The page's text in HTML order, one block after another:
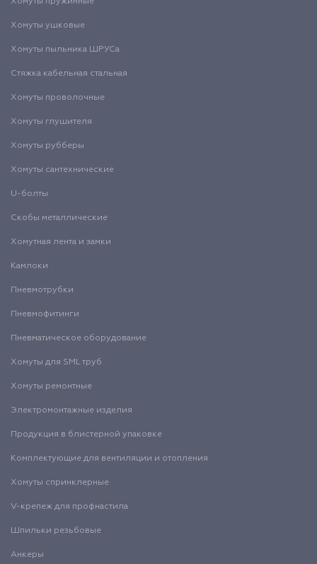
Хомуты ушковые
Хомуты пыльника ШРУСа
Стяжка кабельная стальная
Хомуты проволочные
Хомуты глушителя
Хомуты рубберы
Хомуты сантехнические
U-болты
Скобы металлические
Хомутная лента и замки
Камлоки
Пневмотрубки
Пневмофитинги
Пневматическое оборудование
Хомуты для SML труб
Хомуты ремонтные
Электромонтажные изделия
Продукция в блистерной упаковке
Комплектующие для вентиляции и отопления
Хомуты спринклерные
V-крепеж для профнастила
Шпильки резьбовые
Анкеры